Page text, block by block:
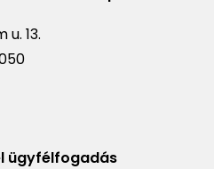
u. 13.
ügyfélfogadás